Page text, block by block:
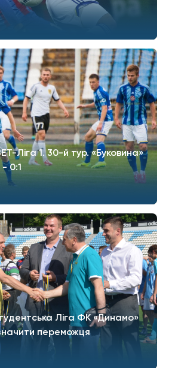
Ліга 1. 30-й тур. «Буковина»
0:1
Ліга ФК «Динамо»
переможця